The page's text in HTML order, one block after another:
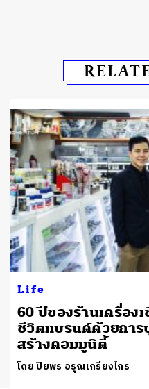
Life
60 ปีของร้านเครื่อง
ชีวิตแบรนด์ด้วยการ
สร้างคอมมูนิตี้
โดย ปิยพร อรุณเกรียงไกร